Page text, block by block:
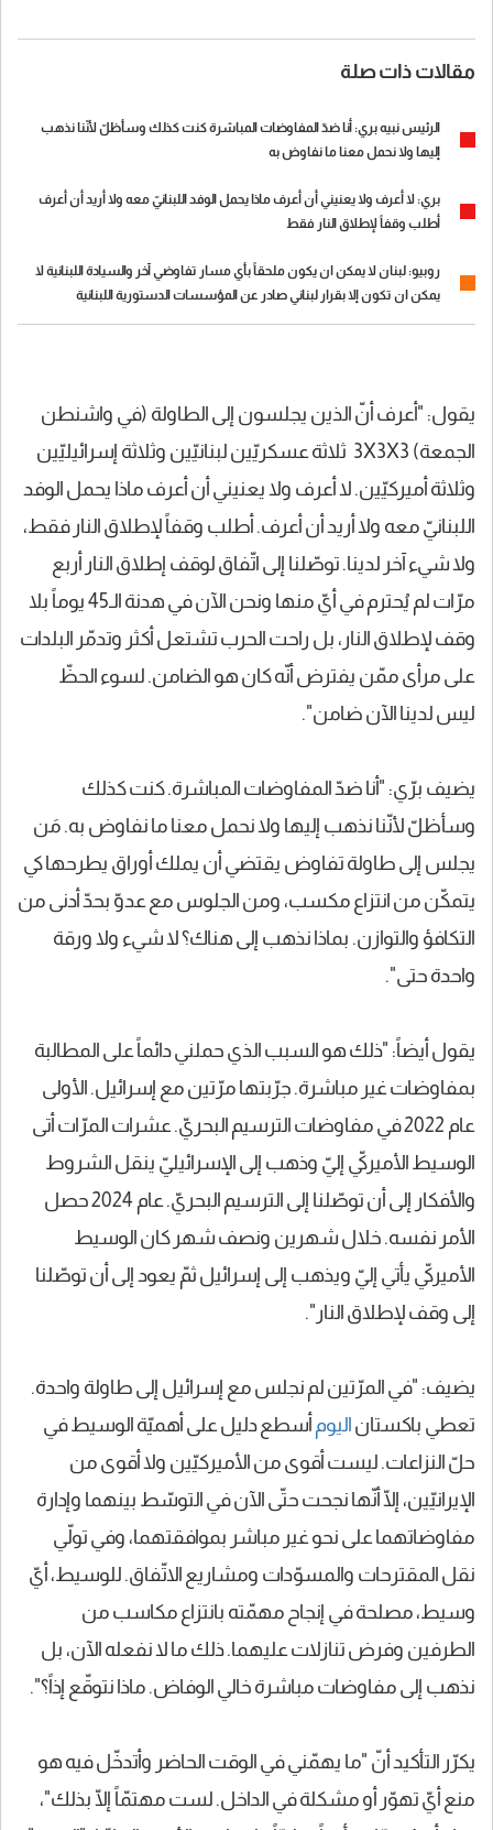
مقالات ذات صلة
الرئيس نبيه بري: أنا ضدّ المفاوضات المباشرة كنت كذلك وسأظلّ لأنّنا نذهب
إليها ولا نحمل معنا ما نفاوض به
بري: لا أعرف ولا يعنيني أن أعرف ماذا يحمل الوفد اللبنانيّ معه ولا أريد أن أعرف
أطلب وقفاً لإطلاق النار فقط
روبيو: لبنان لا يمكن ان يكون ملحقاً بأي مسار تفاوضي آخر والسيادة اللبنانية لا
يمكن ان تكون إلا بقرار لبناني صادر عن المؤسسات الدستورية اللبنانية
يقول: "أعرف أنّ الذين يجلسون إلى الطاولة (في واشنطن
الجمعة) 3X3X3 ثلاثة عسكريّين لبنانيّين وثلاثة إسرائيليّين
وثلاثة أميركيّين. لا أعرف ولا يعنيني أن أعرف ماذا يحمل الوفد
اللبنانيّ معه ولا أريد أن أعرف. أطلب وقفاً لإطلاق النار فقط،
ولا شيء آخر لدينا. توصّلنا إلى اتّفاق لوقف إطلاق النار أربع
مرّات لم يُحترم في أيّ منها ونحن الآن في هدنة الـ45 يوماً بلا
وقف لإطلاق النار، بل راحت الحرب تشتعل أكثر وتدمّر البلدات
على مرأى ممّن يفترض أنّه كان هو الضامن. لسوء الحظّ
ليس لدينا الآن ضامن".
يضيف برّي: "أنا ضدّ المفاوضات المباشرة. كنت كذلك
وسأظلّ لأنّنا نذهب إليها ولا نحمل معنا ما نفاوض به. مَن
يجلس إلى طاولة تفاوض يقتضي أن يملك أوراق يطرحها كي
يتمكّن من انتزاع مكسب، ومن الجلوس مع عدوّ بحدّ أدنى من
التكافؤ والتوازن. بماذا نذهب إلى هناك؟ لا شيء ولا ورقة
واحدة حتى".
يقول أيضاً: "ذلك هو السبب الذي حملني دائماً على المطالبة
بمفاوضات غير مباشرة. جرّبتها مرّتين مع إسرائيل. الأولى
عام 2022 في مفاوضات الترسيم البحريّ. عشرات المرّات أتى
الوسيط الأميركيّ إليّ وذهب إلى الإسرائيليّ ينقل الشروط
والأفكار إلى أن توصّلنا إلى الترسيم البحريّ. عام 2024 حصل
الأمر نفسه. خلال شهرين ونصف شهر كان الوسيط
الأميركيّ يأتي إليّ ويذهب إلى إسرائيل ثمّ يعود إلى أن توصّلنا
إلى وقف لإطلاق النار".
يضيف: "في المرّتين لم نجلس مع إسرائيل إلى طاولة واحدة.
تعطي باكستان اليوم أسطع دليل على أهميّة الوسيط في
حلّ النزاعات. ليست أقوى من الأميركيّين ولا أقوى من
الإيرانيّين، إلّا أنّها نجحت حتّى الآن في التوسّط بينهما وإدارة
مفاوضاتهما على نحو غير مباشر بموافقتهما، وفي تولّي
نقل المقترحات والمسوّدات ومشاريع الاتّفاق. للوسيط، أيّ
وسيط، مصلحة في إنجاح مهمّته بانتزاع مكاسب من
الطرفين وفرض تنازلات عليهما. ذلك ما لا نفعله الآن، بل
نذهب إلى مفاوضات مباشرة خالي الوفاض. ماذا نتوقّع إذاً؟".
يكرّر التأكيد أنّ "ما يهمّني في الوقت الحاضر وأتدخّل فيه هو
منع أيّ تهوّر أو مشكلة في الداخل. لست مهتمّاً إلّا بذلك"،